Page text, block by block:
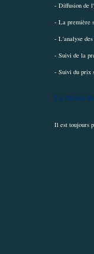
- Diffusion de
- La première
- L'analyse
- Suivi de la
- Suivi du prix
Le thème
Il est toujours